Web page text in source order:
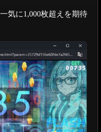
気に1,000枚超えを期待